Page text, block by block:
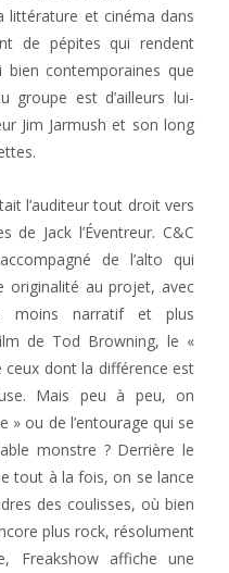
littérature et cinéma dans
de pépites qui rendent
contemporaines que
groupe est d’ailleurs lui-
Jim Jarmush et son long
l’auditeur tout droit vers
de Jack l’Éventreur. C&C
de l’alto qui
originalité au projet, avec
moins narratif et plus
de Tod Browning, le «
ceux dont la différence est
Mais peu à peu, on
» ou de l’entourage qui se
monstre ? Derrière le
tout à la fois, on se lance
des coulisses, où bien
plus rock, résolument
Freakshow affiche une